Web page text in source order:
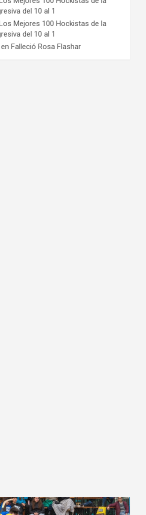
del 10 al 1
Mejores 100 Hockistas de la
del 10 al 1
enFalleció Rosa Flashar